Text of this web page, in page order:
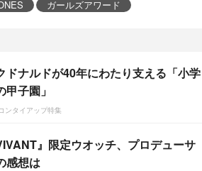
ガールズアワード
ドナルドが40年にわたり支える「小学
甲子園」
ンタイアップ特集
』限定ウオッチ、プロデューサ
感想は